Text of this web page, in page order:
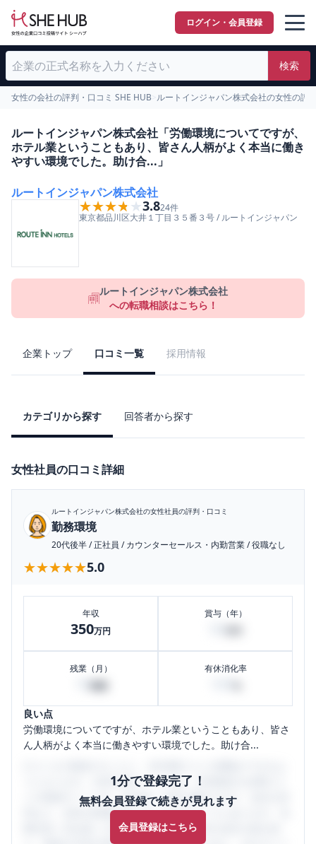
ログイン・会員登録
検索
女性の会社の評判・口コミ SHE HUB ルートインジャパン株式会社の女性の評
ルートインジャパン株式会社「労働環境についてですが、
ホテル業ということもあり、皆さん人柄がよく本当に働き
やすい環境でした。助け合...」
ルートインジャパン株式会社
★★★★★
★★★★★3.824件
東京都品川区大井１丁目３５番３号/ルートインジャパン
ルートインジャパン株式会社
への転職相談はこちら！
企業トップ 口コミ一覧 採用情報
カテゴリから探す 回答者から探す
女性社員の口コミ詳細
ルートインジャパン株式会社の女性社員の評判・口コミ
勤務環境
20代後半/正社員 /カウンターセールス・内勤営業/役職なし
★★★★★
★★★★★5.0
年収
350万円
賞与（年）
残業（月） 有休消化率
良い点
労働環境についてですが、ホテル業ということもあり、皆さ
ん人柄がよく本当に働きやすい環境でした。助け合...
1分で登録完了！
無料会員登録で続きが見れます
会員登録はこちら
うになります。SHEHUB(シーハブ)は、女性限定の企業口コ
ミの投稿サイトです。給与面・女性の働きやすさ・会社の評
判など、女性の転職は気にすべき点がたくさんあります。先
輩社員（元社員）の口コミを通して、本当の会社の姿を知